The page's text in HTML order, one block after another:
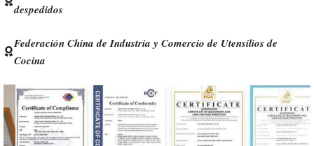
despedidos
Federación China de Industria y Comercio de Utensilios de
Cocina